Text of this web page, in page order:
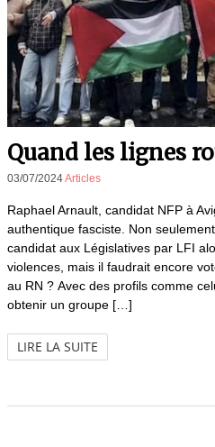
Quand les lignes
03/07/2024Articles
Raphael Arnault, candidat NFP à
authentique fasciste. Non
candidat aux Législatives par LFI
violences, mais il faudrait encore
au RN ? Avec des profils comme
obtenir un groupe […]
LIRE LA SUITE